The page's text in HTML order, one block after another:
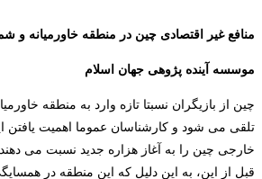
منافع غیر اقتصادی چین در منطقه خاورمیانه و
موسسه آینده پژوهی جهان اسلام
چین از بازیگران نسبتا تازه وارد به منطقه
تلقی می­ شود و کارشناسان عموما اهمیت
خارجی چین را به آغاز هزاره جدید نسبت می
قبل از این، به این دلیل که این منطقه در